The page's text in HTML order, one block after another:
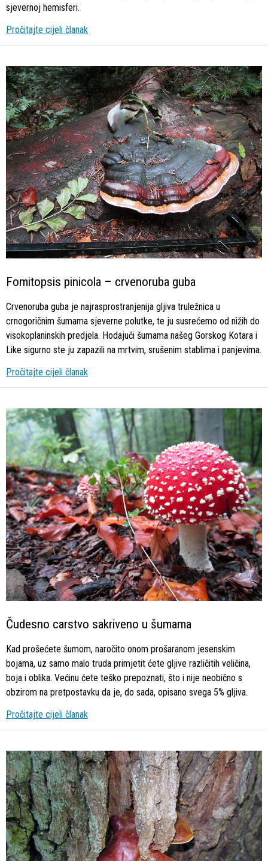
sjevernoj hemisferi.
Pročitajte cijeli članak
Fomitopsis pinicola – crvenoruba guba
Crvenoruba guba je najrasprostranjenija gljiva truležnica u
crnogoričnim šumama sjeverne polutke, te ju susrećemo od nižih do
visokoplaninskih predjela. Hodajući šumama našeg Gorskog Kotara i
Like sigurno ste ju zapazili na mrtvim, srušenim stablima i panjevima.
Pročitajte cijeli članak
Čudesno carstvo sakriveno u šumama
Kad prošećete šumom, naročito onom prošaranom jesenskim
bojama, uz samo malo truda primjetit ćete gljive različitih veličina,
boja i oblika. Većinu ćete teško prepoznati, što i nije neobično s
obzirom na pretpostavku da je, do sada, opisano svega 5% gljiva.
Pročitajte cijeli članak